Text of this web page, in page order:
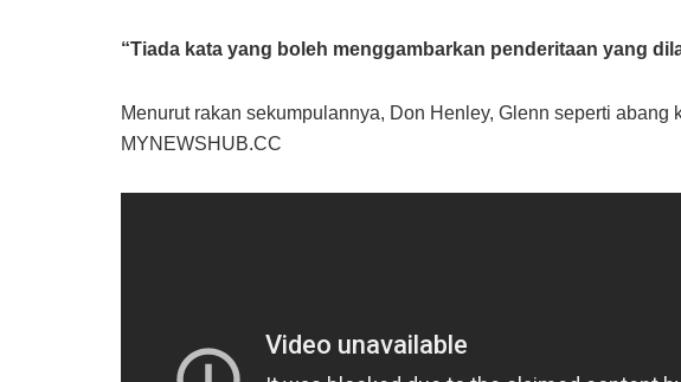
“Tiada kata yang boleh menggambarkan penderitaan yang
Menurut rakan sekumpulannya, Don Henley, Glenn seperti
MYNEWSHUB.CC